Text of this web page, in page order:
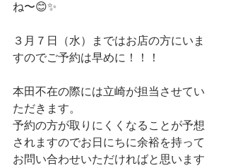
ね〜😊✨
３月７日（水）まではお店の方にいま
すのでご予約は早めに！！！
本田不在の際には立崎が担当させてい
ただきます。
予約の方が取りにくくなることが予想
されますのでお日にちに余裕を持って
お問い合わせいただければと思います